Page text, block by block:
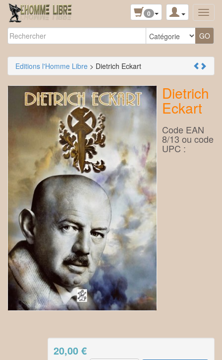
0
Editions l'Homme Libre > Dietrich Eckart
Dietrich
Eckart
20,00 €
Code EAN
8/13 ou code
UPC :